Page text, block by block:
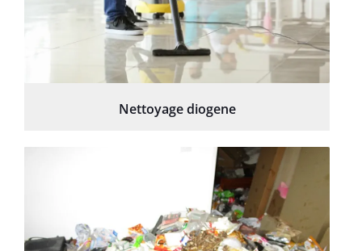
Nettoyage diogene